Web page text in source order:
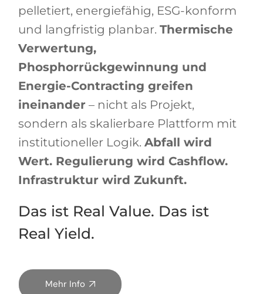
pelletiert, energie­fähig, ESG-konform
und langfristig planbar.Thermische
Verwertung,
Phosphorrückgewinnung und
Energie-Contracting greifen
ineinander – nicht als Projekt,
sondern als skalierbare Plattform mit
institutioneller Logik.Abfall wird
Wert. Regulierung wird Cashflow.
Infrastruktur wird Zukunft.
Das ist Real Value. Das ist
Real Yield.
Mehr Info